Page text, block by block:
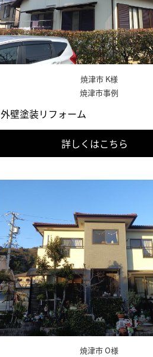
焼津市 K様
焼津市事例
外壁塗装リフォーム
詳しくはこちら
焼津市 O様